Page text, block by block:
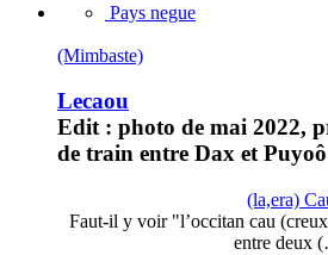
Pays negue
(Mimbaste)
Lecaou
Edit : photo de mai 2022,
de train entre Dax et
(la,era)
Faut-il y voir "l’occitan cau
entre deux